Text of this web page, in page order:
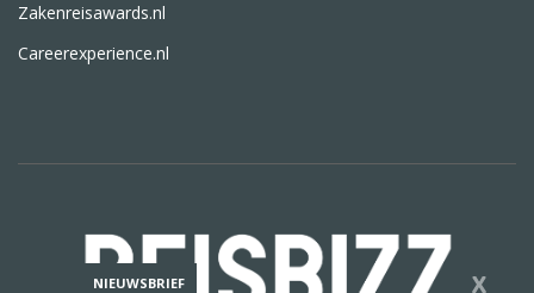
Zakenreisawards.nl
Careerexperience.nl
NIEUWSBRIEF X